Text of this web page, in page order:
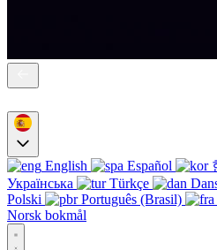
English Español
Українська
Türkçe
Polski
Português (Brasil)
Norsk bokmål